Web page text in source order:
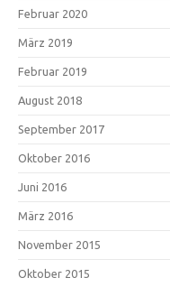
Februar 2020
März 2019
Februar 2019
August 2018
September 2017
Oktober 2016
Juni 2016
März 2016
November 2015
Oktober 2015